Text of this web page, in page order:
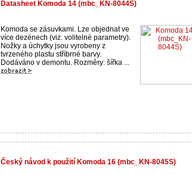
Datasheet Komoda 14 (mbc_KN-8044S)
Komoda se zásuvkami. Lze objednat ve
více dezénech (viz. volitelné parametry).
Nožky a úchytky jsou vyrobeny z
tvrzeného plastu stříbrné barvy.
Dodáváno v demontu. Rozměry: šířka ...
Český návod k použití Komoda 16 (mbc_KN-8045S)